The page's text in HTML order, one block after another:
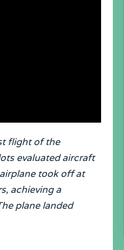
flight of the
evaluated aircraft
took off at
achieving a
plane landed